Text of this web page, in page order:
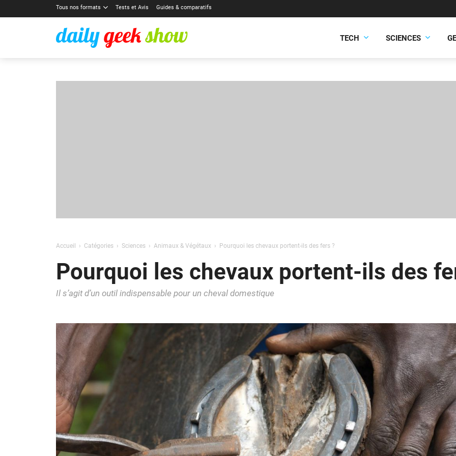
Tous nos formats Tests et Avis Guides & comparatifs
TECH SCIENCES
Accueil Catégories Sciences Animaux & Végétaux Pourquoi les chevaux portent-ils des fers ?
Pourquoi les chevaux portent-ils des
Il s’agit d’un outil indispensable pour un cheval domestique